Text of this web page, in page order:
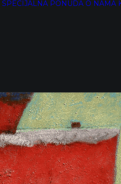
SPECIJALNA PONUDA O NAMA